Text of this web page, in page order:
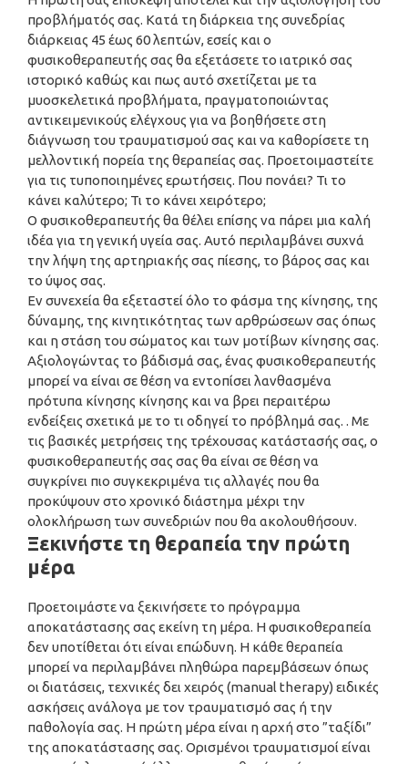
προβλήματός σας. Κατά τη διάρκεια της συνεδρίας
διάρκειας 45 έως 60 λεπτών, εσείς και ο
φυσικοθεραπευτής σας θα εξετάσετε το ιατρικό σας
ιστορικό καθώς και πως αυτό σχετίζεται με τα
μυοσκελετικά προβλήματα, πραγματοποιώντας
αντικειμενικούς ελέγχους για να βοηθήσετε στη
διάγνωση του τραυματισμού σας και να καθορίσετε τη
μελλοντική πορεία της θεραπείας σας. Προετοιμαστείτε
για τις τυποποιημένες ερωτήσεις. Που πονάει? Τι το
κάνει καλύτερο; Τι το κάνει χειρότερο;
Ο φυσικοθεραπευτής θα θέλει επίσης να πάρει μια καλή
ιδέα για τη γενική υγεία σας. Αυτό περιλαμβάνει συχνά
την λήψη της αρτηριακής σας πίεσης, το βάρος σας και
το ύψος σας.
Εν συνεχεία θα εξεταστεί όλο το φάσμα της κίνησης, της
δύναμης, της κινητικότητας των αρθρώσεων σας όπως
και η στάση του σώματος και των μοτίβων κίνησης σας.
Αξιολογώντας το βάδισμά σας, ένας φυσικοθεραπευτής
μπορεί να είναι σε θέση να εντοπίσει λανθασμένα
πρότυπα κίνησης κίνησης και να βρει περαιτέρω
ενδείξεις σχετικά με το τι οδηγεί το πρόβλημά σας. . Με
τις βασικές μετρήσεις της τρέχουσας κατάστασής σας, ο
φυσικοθεραπευτής σας σας θα είναι σε θέση να
συγκρίνει πιο συγκεκριμένα τις αλλαγές που θα
προκύψουν στο χρονικό διάστημα μέχρι την
ολοκλήρωση των συνεδριών που θα ακολουθήσουν.
Ξεκινήστε τη θεραπεία την πρώτη
μέρα
Προετοιμάστε να ξεκινήσετε το πρόγραμμα
αποκατάστασης σας εκείνη τη μέρα. Η φυσικοθεραπεία
δεν υποτίθεται ότι είναι επώδυνη. Η κάθε θεραπεία
μπορεί να περιλαμβάνει πληθώρα παρεμβάσεων όπως
οι διατάσεις, τεχνικές δει χειρός (manual therapy) ειδικές
ασκήσεις ανάλογα με τον τραυματισμό σας ή την
παθολογία σας. Η πρώτη μέρα είναι η αρχή στο ”ταξίδι”
της αποκατάστασης σας. Ορισμένοι τραυματισμοί είναι